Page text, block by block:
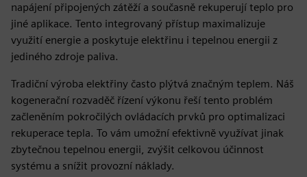
napájení připojených zátěží a současně rekuperují teplo pro
jiné aplikace. Tento integrovaný přístup maximalizuje
využití energie a poskytuje elektřinu i tepelnou energii z
jediného zdroje paliva.
Tradiční výroba elektřiny často plýtvá značným teplem. Náš
kogenerační rozvaděč řízení výkonu řeší tento problém
začleněním pokročilých ovládacích prvků pro optimalizaci
rekuperace tepla. To vám umožní efektivně využívat jinak
zbytečnou tepelnou energii, zvýšit celkovou účinnost
systému a snížit provozní náklady.